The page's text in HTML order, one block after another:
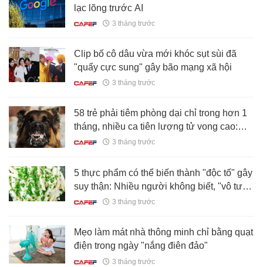
lạc lõng trước AI
3 tháng trước
Clip bố cô dâu vừa mới khóc sụt sùi đã
"quẩy cực sung" gây bão mạng xã hội
3 tháng trước
58 trẻ phải tiêm phòng dại chỉ trong hơn 1
tháng, nhiều ca tiên lượng tử vong cao:
Bệnh viện Nhi Trung ương cảnh báo khẩn!
3 tháng trước
5 thực phẩm có thể biến thành "độc tố" gây
suy thận: Nhiều người không biết, "vô tư"
ăn
3 tháng trước
Mẹo làm mát nhà thông minh chỉ bằng quạt
điện trong ngày "nắng điên đảo"
3 tháng trước